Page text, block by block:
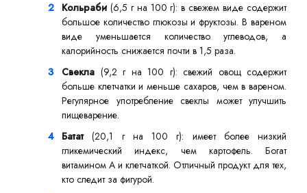
Кольраби (6,5 г на 100 г): в свежем виде содержит
большое количество глюкозы и фруктозы. В вареном
виде уменьшается количество углеводов, а
калорийность снижается почти в 1,5 раза.
Свекла (9,2 г на 100 г): свежий овощ содержит
больше клетчатки и меньше сахаров, чем в вареном.
Регулярное употребление свеклы может улучшить
пищеварение.
Батат(20,1 г на 100 г): имеет более низкий
гликемический индекс, чем картофель. Богат
витамином А и клетчаткой. Отличный продукт для тех,
кто следит за фигурой.